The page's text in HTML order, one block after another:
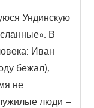
Ундинскую
В
Иван
бежал),
не
люди –